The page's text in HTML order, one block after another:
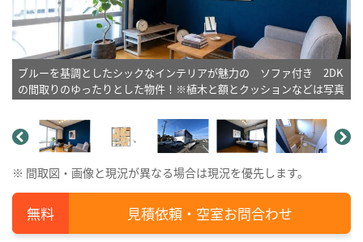
ブルーを基調としたシックなインテリアが魅力の ソファ付き 2DK
の間取りのゆったりとした物件！※植木と額とクッションなどは写真
※ 間取図・画像と現況が異なる場合は現況を優先します。
見積依頼・空室お問合わせ